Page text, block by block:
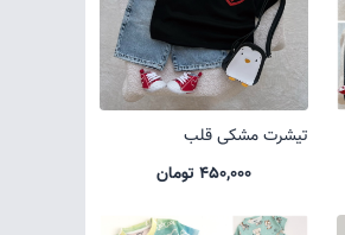
تیشرت مشکی قلب
450,000 تومان